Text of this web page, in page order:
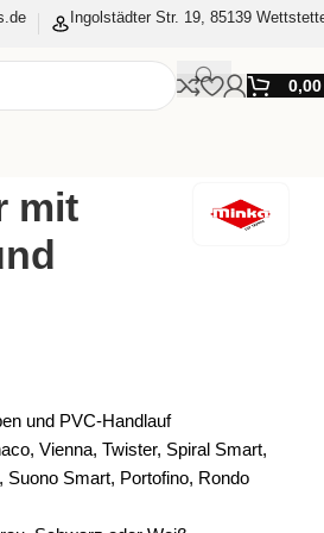
Ingolstädter Str. 19, 85139
mit
und PVC-Handlauf
Vienna, Twister, Spiral Smart,
Smart, Portofino, Rondo